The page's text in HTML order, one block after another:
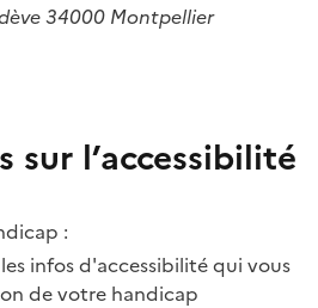
34000 Montpellier
l’accessibilité
:
infos d'accessibilité qui vous
de votre handicap